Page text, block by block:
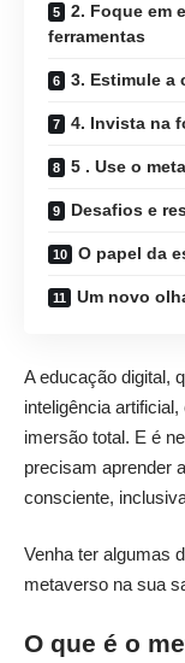
2. Foque em
ferramentas
3. Estimule a
4. Invista na
5 . Use o
Desafios e
O papel da
Um novo
A educação digital,
inteligência
imersão total. E é
precisam aprender
consciente,
Venha ter algumas
metaverso na sua
O que é o